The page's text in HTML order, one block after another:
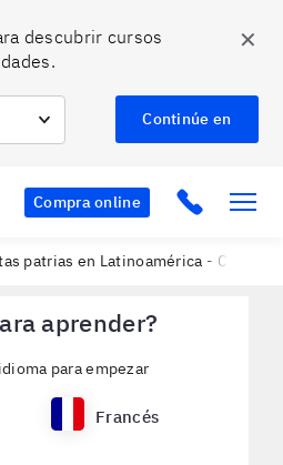
descubrir cursos
Continúe en
✕
Compra online Click to
patrias en Latinoamérica - Conoce
aprender?
para empezar
Francés